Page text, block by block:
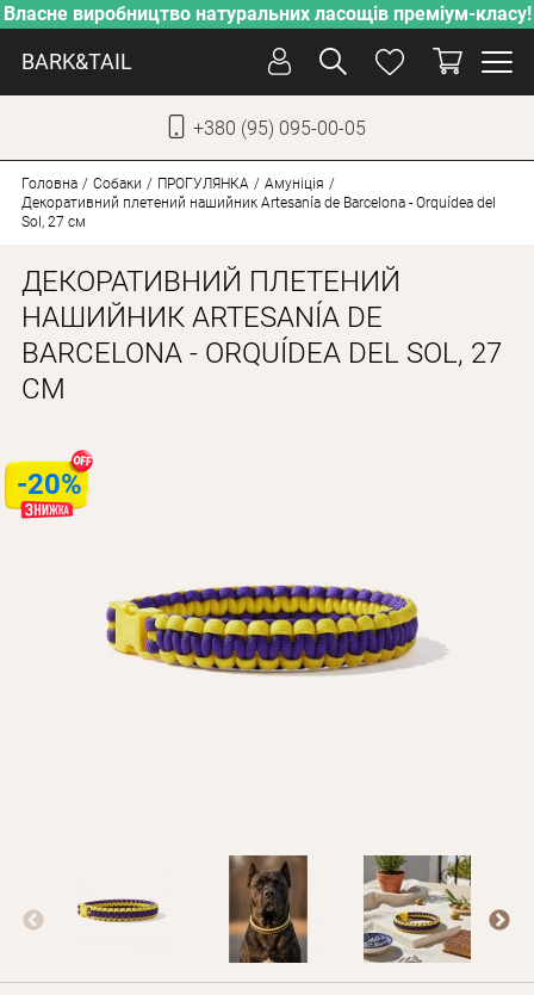
Власне виробництво натуральних ласощів преміум-класу!
BARK&TAIL
+380 (95) 095-00-05
ПІКЛУВАННЯ
ВІД СПЕКИ
ВЛАСНЕ ВИРОБНИЦТВО
Програма лояльності
Про Нас
Оптовим клієнтам
Головна Собаки ПРОГУЛЯНКА
Амуніція
Декоративний плетений нашийник Artesanía de Barcelona - Orquídea del
Sol, 27 см
ДЕКОРАТИВНИЙ ПЛЕТЕНИЙ
НАШИЙНИК ARTESANÍA DE
BARCELONA - ORQUÍDEA DEL SOL, 27
СМ
-20%